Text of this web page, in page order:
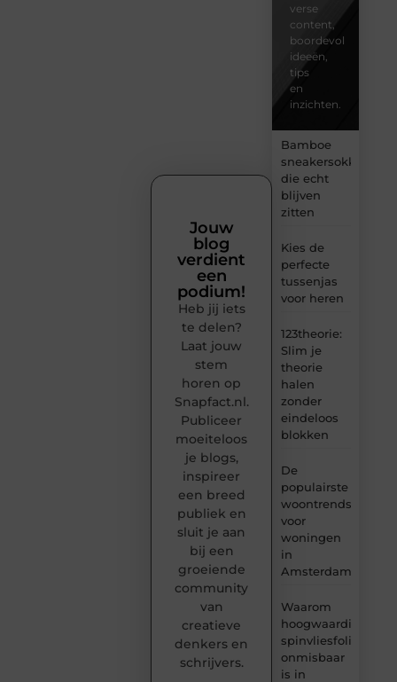
verse
content,
boordevol
ideeën,
tips
en
inzichten.
Bamboe
sneakersokken
die echt
blijven
zitten
Kies de
perfecte
tussenjas
voor heren
123theorie:
Slim je
theorie
halen
zonder
eindeloos
blokken
De
populairste
woontrends
voor
woningen
in
Amsterdam
Waarom
hoogwaardige
spinvliesfolie
onmisbaar
is in
Jouw
blog
verdient
een
podium!
Heb jij iets
te delen?
Laat jouw
stem
horen op
Snapfact.nl.
Publiceer
moeiteloos
je blogs,
inspireer
een breed
publiek en
sluit je aan
bij een
groeiende
community
van
creatieve
denkers en
schrijvers.